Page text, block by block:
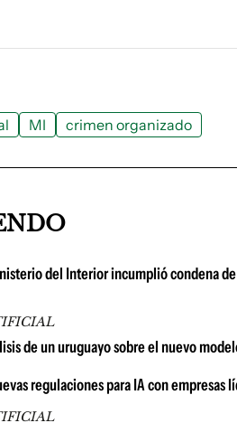
MI crimen organizado
del Interior incumplió condena
de un uruguayo sobre el nuevo
regulaciones para IA con